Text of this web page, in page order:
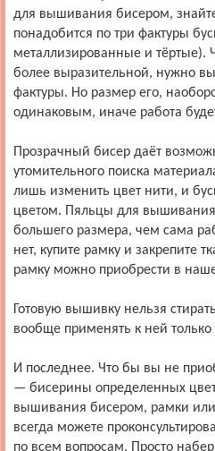
для вышивания бисером,
понадобится по три фактуры
металлизированные и тёртые).
более выразительной, нужно
фактуры. Но размер его,
одинаковым, иначе работа
Прозрачный бисер даёт
утомительного поиска
лишь изменить цвет нити, и
цветом. Пяльцы для
большего размера, чем сама
нет, купите рамку и закрепите
рамку можно приобрести в
Готовую вышивку нельзя
вообще применять к ней только
И последнее. Что бы вы не
— бисерины определенных
вышивания бисером, рамки
всегда можете
по всем вопросам. Просто